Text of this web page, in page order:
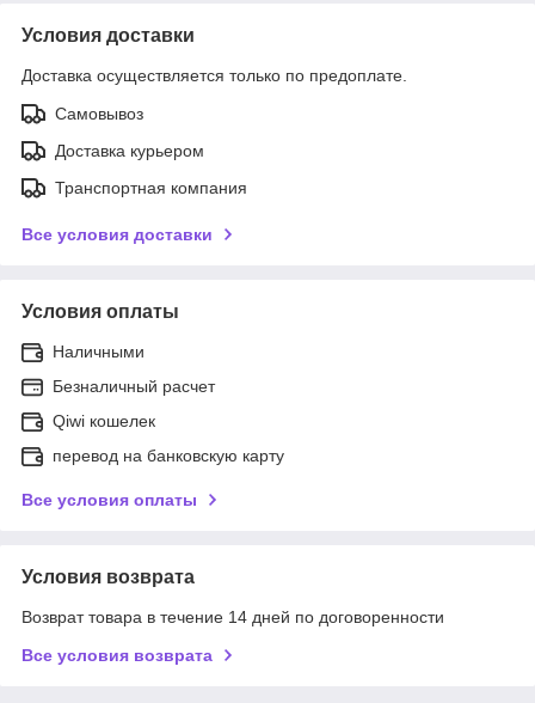
Условия доставки
Доставка осуществляется только по предоплате.
Самовывоз
Доставка курьером
Транспортная компания
Все условия доставки
Условия оплаты
Наличными
Безналичный расчет
Qiwi кошелек
перевод на банковскую карту
Все условия оплаты
Условия возврата
Возврат товара в течение 14 дней по договоренности
Все условия возврата